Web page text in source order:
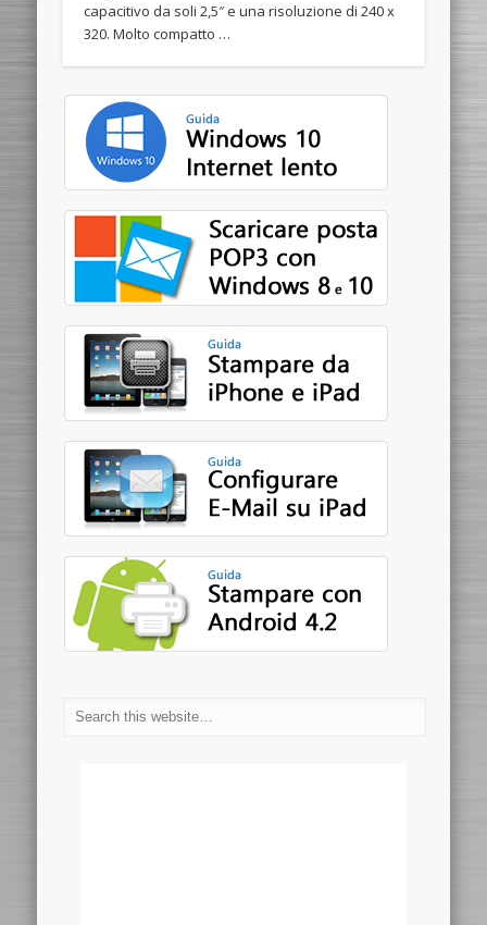
capacitivo da soli 2,5″ e una risoluzione di 240 x
320. Molto compatto …